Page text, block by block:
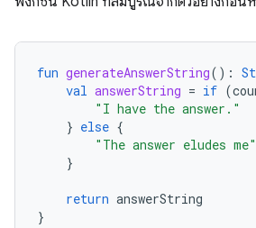
fun generateAnswerString():
val answerString = if (
"I have the answer."
} else {
"The answer eludes me"
}
return answerString
}